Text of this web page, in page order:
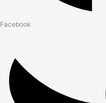
Facebook